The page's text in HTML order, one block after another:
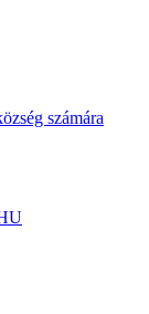
számára